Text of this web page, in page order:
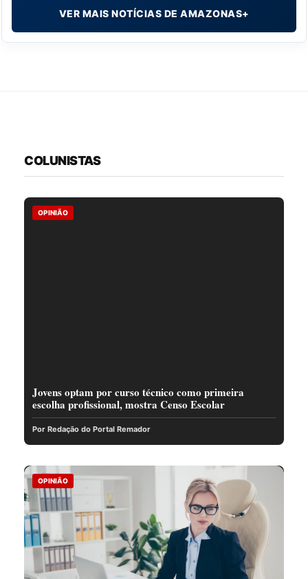
VER MAIS NOTÍCIAS DE AMAZONAS+
COLUNISTAS
OPINIÃO
Jovens optam por curso técnico como primeira
escolha profissional, mostra Censo Escolar
Por Redação do Portal Remador
OPINIÃO